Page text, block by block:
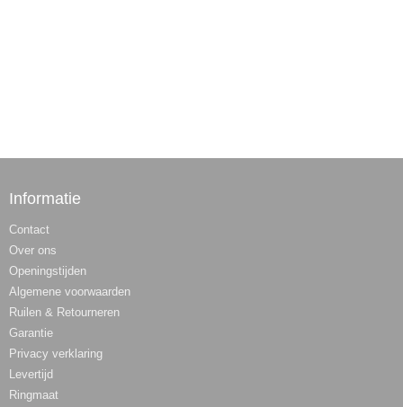
Informatie
Contact
Over ons
Openingstijden
Algemene voorwaarden
Ruilen & Retourneren
Garantie
Privacy verklaring
Levertijd
Ringmaat